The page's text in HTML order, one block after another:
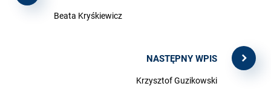
Beata Kryśkiewicz
NASTĘPNY WPIS
Krzysztof Guzikowski